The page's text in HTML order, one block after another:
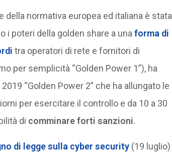
normativa europea ed italiana è stata
i poteri della golden share a una forma di
tra operatori di rete e fornitori di
per semplicità “Golden Power 1”), ha
“Golden Power 2” che ha allungato le
per esercitare il controllo e da 10 a 30
di comminare forti sanzioni.
di legge sulla cyber security (19 luglio)